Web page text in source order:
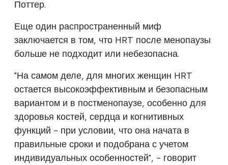
Поттер.
Еще один распространенный миф
заключается в том, что HRT после менопаузы
больше не подходит или небезопасна.
"На самом деле, для многих женщин HRT
остается высокоэффективным и безопасным
вариантом и в постменопаузе, особенно для
здоровья костей, сердца и когнитивных
функций - при условии, что она начата в
правильные сроки и подобрана с учетом
индивидуальных особенностей", - говорит